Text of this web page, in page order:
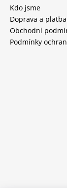
Kdo jsme
Doprava a platba
Obchodní
Podmínky